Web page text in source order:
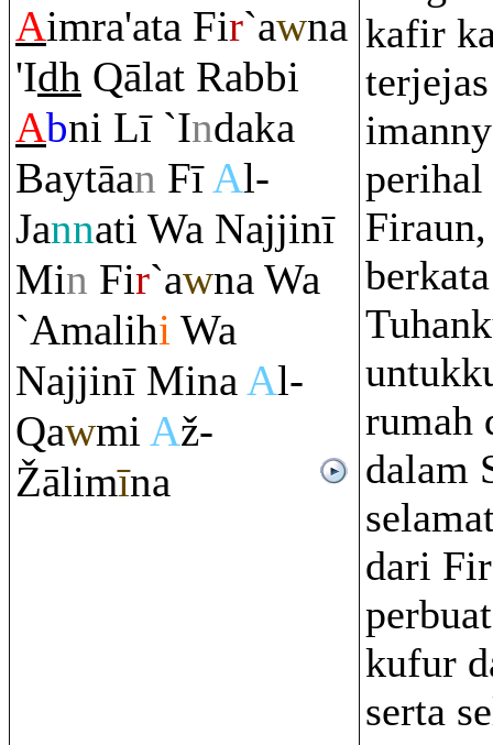
Aimra'ata Fir`awna
'Idh Qālat Rabbi
Abni Lī `Indaka
Baytāan FīAl-
Jannati Wa Najjinī
Min Fir`awna Wa
`Amalihi Wa
Najjinī MinaAl-
Qawmi Až-
Žālimīna
kafir
rumah
dalam
dari
kufur
serta